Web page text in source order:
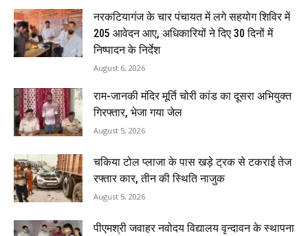
नरकटियागंज के चार पंचायत में लगे सहयोग शिविर में
205 आवेदन आए, अधिकारियों ने दिए 30 दिनों में
निष्पादन के निर्देश
August 6, 2026
राम-जानकी मंदिर मूर्ति चोरी कांड का दूसरा अभियुक्त
गिरफ्तार, भेजा गया जेल
August 5, 2026
चकिया टोल प्लाजा के पास खड़े ट्रक से टकराई तेज
रफ्तार कार, तीन की स्थिति नाजुक
August 5, 2026
पीएमश्री जवाहर नवोदय विद्यालय वृन्दावन के स्थापना